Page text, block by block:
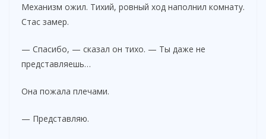
Механизм ожил. Тихий, ровный ход наполнил комнату.
Стас замер.
— Спасибо, — сказал он тихо. — Ты даже не
представляешь…
Она пожала плечами.
— Представляю.